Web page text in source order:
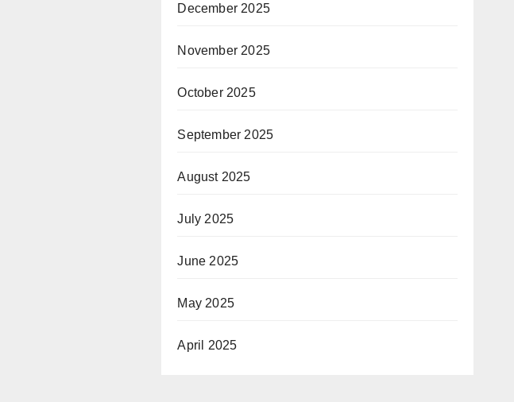
December 2025
November 2025
October 2025
September 2025
August 2025
July 2025
June 2025
May 2025
April 2025